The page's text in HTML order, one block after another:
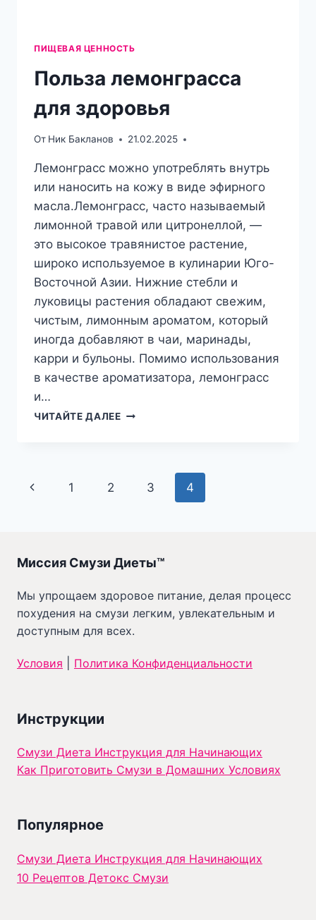
ПИЩЕВАЯ ЦЕННОСТЬ
Польза лемонграсса
для здоровья
От Ник Бакланов 21.02.2025
Лемонграсс можно употреблять внутрь
или наносить на кожу в виде эфирного
масла.Лемонграсс, часто называемый
лимонной травой или цитронеллой, —
это высокое травянистое растение,
широко используемое в кулинарии Юго-
Восточной Азии. Нижние стебли и
луковицы растения обладают свежим,
чистым, лимонным ароматом, который
иногда добавляют в чаи, маринады,
карри и бульоны. Помимо использования
в качестве ароматизатора, лемонграсс
и…
ЧИТАЙТЕ ДАЛЕЕПОЛЬЗА
Навигация
Предыдущая
1 2 3 4
Миссия Смузи Диеты™
Мы упрощаем здоровое питание, делая процесс
похудения на смузи легким, увлекательным и
доступным для всех.
Условия Политика Конфиденциальности
Инструкции
Смузи Диета Инструкция для Начинающих
Как Приготовить Смузи в Домашних Условиях
Популярное
Смузи Диета Инструкция для Начинающих
10 Рецептов Детокс Смузи